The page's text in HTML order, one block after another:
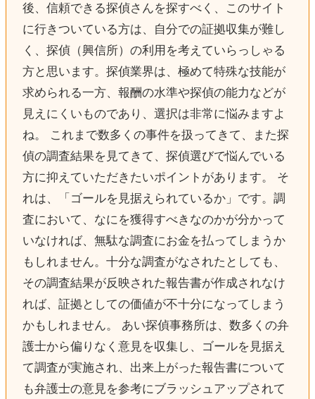
後、信頼できる探偵さんを探すべく、このサイト
に行きついている方は、自分での証拠収集が難し
く、探偵（興信所）の利用を考えていらっしゃる
方と思います。探偵業界は、極めて特殊な技能が
求められる一方、報酬の水準や探偵の能力などが
見えにくいものであり、選択は非常に悩みますよ
ね。 これまで数多くの事件を扱ってきて、また探
偵の調査結果を見てきて、探偵選びで悩んでいる
方に抑えていただきたいポイントがあります。 そ
れは、「ゴールを見据えられているか」です。調
査において、なにを獲得すべきなのかが分かって
いなければ、無駄な調査にお金を払ってしまうか
もしれません。十分な調査がなされたとしても、
その調査結果が反映された報告書が作成されなけ
れば、証拠としての価値が不十分になってしまう
かもしれません。 あい探偵事務所は、数多くの弁
護士から偏りなく意見を収集し、ゴールを見据え
て調査が実施され、出来上がった報告書について
も弁護士の意見を参考にブラッシュアップされて